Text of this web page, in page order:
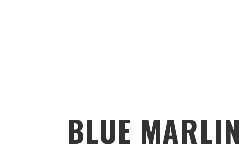
BLUE MARLIN